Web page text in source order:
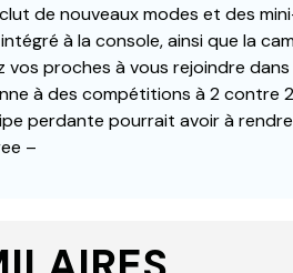
de nouveaux modes et des
à la console, ainsi que la
vos proches à vous rejoindre
à des compétitions à 2 contre
perdante pourrait avoir à
–